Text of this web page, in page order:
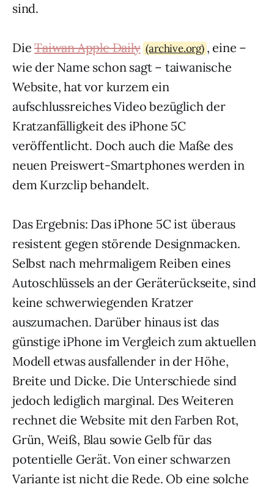
sind.
DieTaiwan Apple Daily (archive.org), eine –
wie der Name schon sagt – taiwanische
Website, hat vor kurzem ein
aufschlussreiches Video bezüglich der
Kratzanfälligkeit des iPhone 5C
veröffentlicht. Doch auch die Maße des
neuen Preiswert-Smartphones werden in
dem Kurzclip behandelt.
Das Ergebnis: Das iPhone 5C ist überaus
resistent gegen störende Designmacken.
Selbst nach mehrmaligem Reiben eines
Autoschlüssels an der Geräterückseite, sind
keine schwerwiegenden Kratzer
auszumachen. Darüber hinaus ist das
günstige iPhone im Vergleich zum aktuellen
Modell etwas ausfallender in der Höhe,
Breite und Dicke. Die Unterschiede sind
jedoch lediglich marginal. Des Weiteren
rechnet die Website mit den Farben Rot,
Grün, Weiß, Blau sowie Gelb für das
potentielle Gerät. Von einer schwarzen
Variante ist nicht die Rede. Ob eine solche